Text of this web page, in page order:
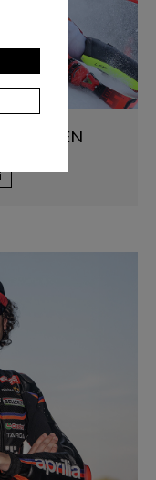
BRAEKKEN